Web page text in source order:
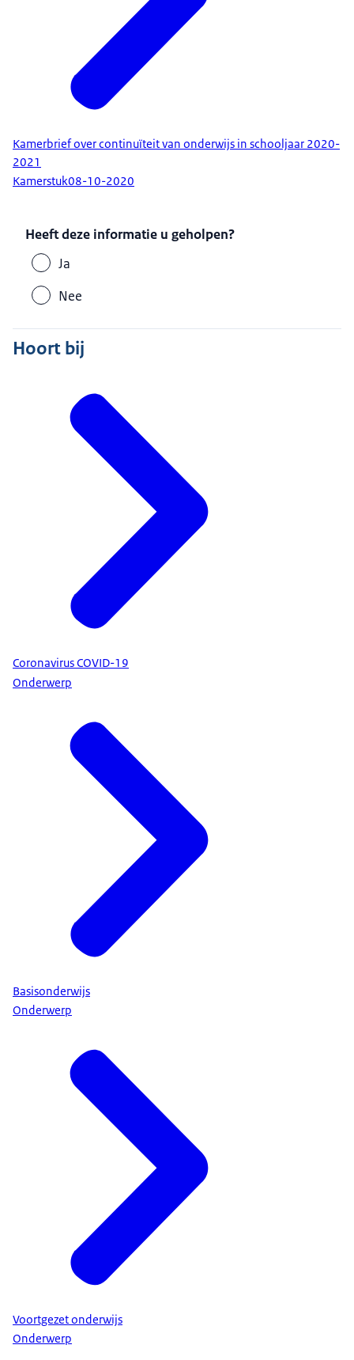
Kamerbrief over continuïteit van onderwijs in schooljaar 2020-
2021
Kamerstuk08-10-2020
Heeft deze informatie u geholpen?
Ja
Nee
Hoort bij
Coronavirus COVID-19
Onderwerp
Basisonderwijs
Onderwerp
Voortgezet onderwijs
Onderwerp